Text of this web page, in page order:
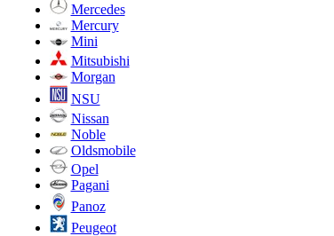
Mercedes
Mercury
Mini
Mitsubishi
Morgan
NSU
Nissan
Noble
Oldsmobile
Opel
Pagani
Panoz
Peugeot